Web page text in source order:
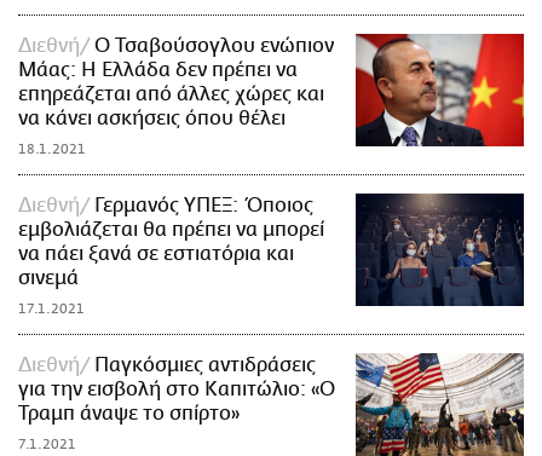
Διεθνή
Ο Τσαβούσογλου ενώπιον
Μάας: Η Ελλάδα δεν πρέπει να
επηρεάζεται από άλλες χώρες και
να κάνει ασκήσεις όπου θέλει
18.1.2021
Διεθνή
Γερμανός ΥΠΕΞ: Όποιος
εμβολιάζεται θα πρέπει να μπορεί
να πάει ξανά σε εστιατόρια και
σινεμά
17.1.2021
Διεθνή
Παγκόσμιες αντιδράσεις
για την εισβολή στο Καπιτώλιο: «Ο
Τραμπ άναψε το σπίρτο»
7.1.2021